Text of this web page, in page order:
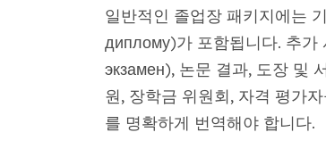
일반적인 졸업장 패키지에는
диплому)가 포함됩니다. 추가
экзамен), 논문 결과, 도장 및
원, 장학금 위원회, 자격 평가
를 명확하게 번역해야 합니다.